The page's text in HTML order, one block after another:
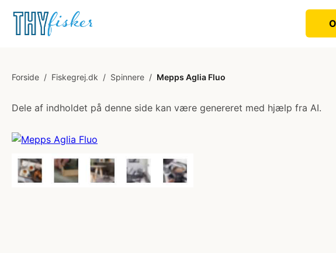
Forside / Fiskegrej.dk / Spinnere / Mepps Aglia Fluo
Dele af indholdet på denne side kan være genereret med hjælp fra AI.